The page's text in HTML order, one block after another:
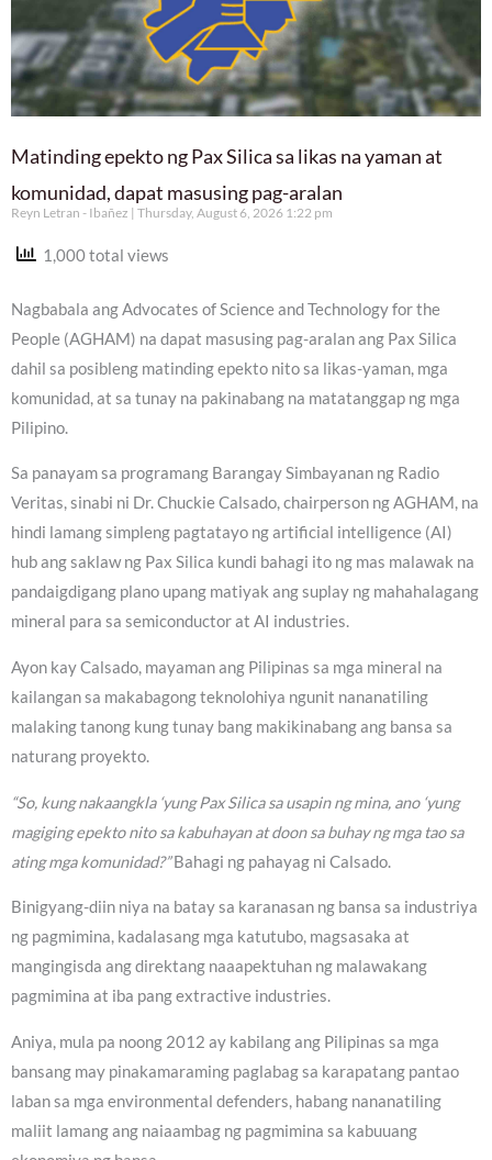
Matinding epekto ng Pax Silica sa likas na yaman at
komunidad, dapat masusing pag-aralan
Reyn Letran - Ibañez Thursday, August 6, 2026 1:22 pm
1,000 total views
Nagbabala ang Advocates of Science and Technology for the
People (AGHAM) na dapat masusing pag-aralan ang Pax Silica
dahil sa posibleng matinding epekto nito sa likas-yaman, mga
komunidad, at sa tunay na pakinabang na matatanggap ng mga
Pilipino.
Sa panayam sa programang Barangay Simbayanan ng Radio
Veritas, sinabi ni Dr. Chuckie Calsado, chairperson ng AGHAM, na
hindi lamang simpleng pagtatayo ng artificial intelligence (AI)
hub ang saklaw ng Pax Silica kundi bahagi ito ng mas malawak na
pandaigdigang plano upang matiyak ang suplay ng mahahalagang
mineral para sa semiconductor at AI industries.
Ayon kay Calsado, mayaman ang Pilipinas sa mga mineral na
kailangan sa makabagong teknolohiya ngunit nananatiling
malaking tanong kung tunay bang makikinabang ang bansa sa
naturang proyekto.
“So, kung nakaangkla ‘yung Pax Silica sa usapin ng mina, ano ‘yung
magiging epekto nito sa kabuhayan at doon sa buhay ng mga tao sa
ating mga komunidad?”Bahagi ng pahayag ni Calsado.
Binigyang-diin niya na batay sa karanasan ng bansa sa industriya
ng pagmimina, kadalasang mga katutubo, magsasaka at
mangingisda ang direktang naaapektuhan ng malawakang
pagmimina at iba pang extractive industries.
Aniya, mula pa noong 2012 ay kabilang ang Pilipinas sa mga
bansang may pinakamaraming paglabag sa karapatang pantao
laban sa mga environmental defenders, habang nananatiling
maliit lamang ang naiaambag ng pagmimina sa kabuuang